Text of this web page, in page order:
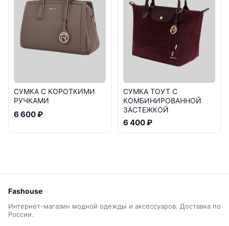
СУМКА С КОРОТКИМИ
РУЧКАМИ
6 600 ₽
СУМКА ТОУТ С
КОМБИНИРОВАННОЙ
ЗАСТЕЖКОЙ
6 400 ₽
Fashouse
Интернет-магазин модной одежды и аксессуаров. Доставка по
России.